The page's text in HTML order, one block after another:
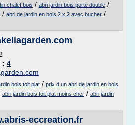
chalet bois / abri jardin bois porte double /
/ abri de jardin en bois 2 x 2 avec bucher /
: 4
bois toit plat / prix d un abri de jardin en bois
abri jardin bois toit plat moins cher / abri jardin
eccreation.fr